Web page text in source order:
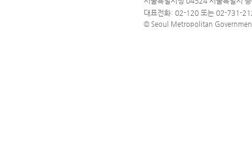
문의 전화번호 120, 120 다산콜재단
대표전화: 02-120 또는 02-731-
© Seoul Metropolitan